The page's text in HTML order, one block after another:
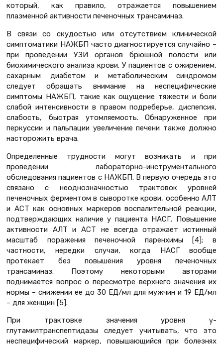
который, как правило, отражается повышением
плазменной активности печеночных трансаминаз.
В связи со скудостью или отсутствием клинической
симптоматики НАЖБП часто диагностируется случайно –
при проведении УЗИ органов брюшной полости или
биохимического анализа крови. У пациентов с ожирением,
сахарным диабетом и метаболическим синдромом
следует обращать внимание на неспецифические
симптомы НАЖБП, такие как ощущение тяжести и боли
слабой интенсивности в правом подреберье, диспепсия,
слабость, быстрая утомляемость. Обнаруженное при
перкуссии и пальпации увеличение печени также должно
насторожить врача.
Определенные трудности могут возникать и при
проведении лабораторно-инструментального
обследования пациентов с НАЖБП. В первую очередь это
связано с неоднозначностью трактовок уровней
печеночных ферментом в сыворотке крови, особенно АЛТ
и АСТ как основных маркеров воспалительной реакции,
подтверждающих наличие у пациента НАСГ. Повышение
активности АЛТ и АСТ не всегда отражает истинный
масштаб поражения печеночной паренхимы [4]; в
частности, нередки случаи, когда НАСГ вообще
протекает без повышения уровня печеночных
трансаминаз. Поэтому некоторыми авторами
поднимается вопрос о пересмотре верхнего значения их
нормы – снижении ее до 30 ЕД/мл для мужчин и 19 ЕД/мл
– для женщин [5].
При трактовке значения уровня γ-
глутамилтранспептидазы следует учитывать, что это
неспецифический маркер, повышающийся при болезнях